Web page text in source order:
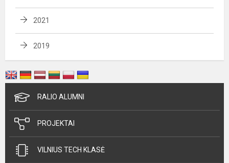
2021
2019
RALIO ALUMNI
PROJEKTAI
VILNIUS TECH KLASĖ